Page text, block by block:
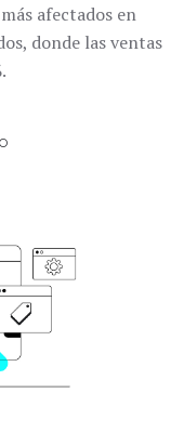
afectados en
donde las ventas